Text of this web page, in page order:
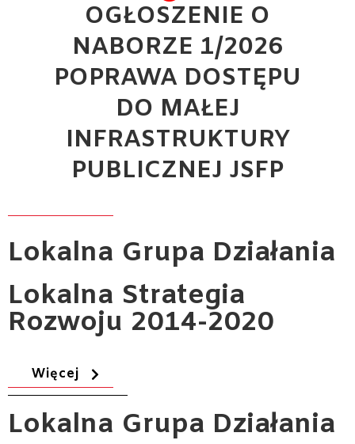
OGŁOSZENIE O
NABORZE 1/2026
POPRAWA DOSTĘPU
DO MAŁEJ
INFRASTRUKTURY
PUBLICZNEJ JSFP
Lokalna Grupa Działania
Lokalna Strategia
Rozwoju 2014-2020
Więcej
Lokalna Grupa Działania